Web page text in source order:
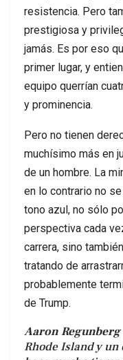
resistencia. Pero
prestigiosa y
jamás. Es por eso
primer lugar, y
equipo querrían
y prominencia.
Pero no tienen
muchísimo más en
de un hombre. La
en lo contrario no
tono azul, no sólo
perspectiva cada
carrera, sino
tratando de
probablemente
de Trump.
Aaron Regunberg
Rhode Island y